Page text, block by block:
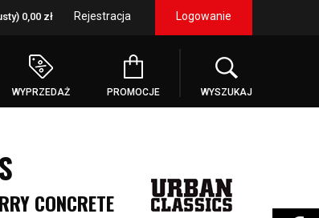
Rejestracja Logowanie
0,00 zł
WYPRZEDAŻ PROMOCJE WYSZUKAJ
CONCRETE